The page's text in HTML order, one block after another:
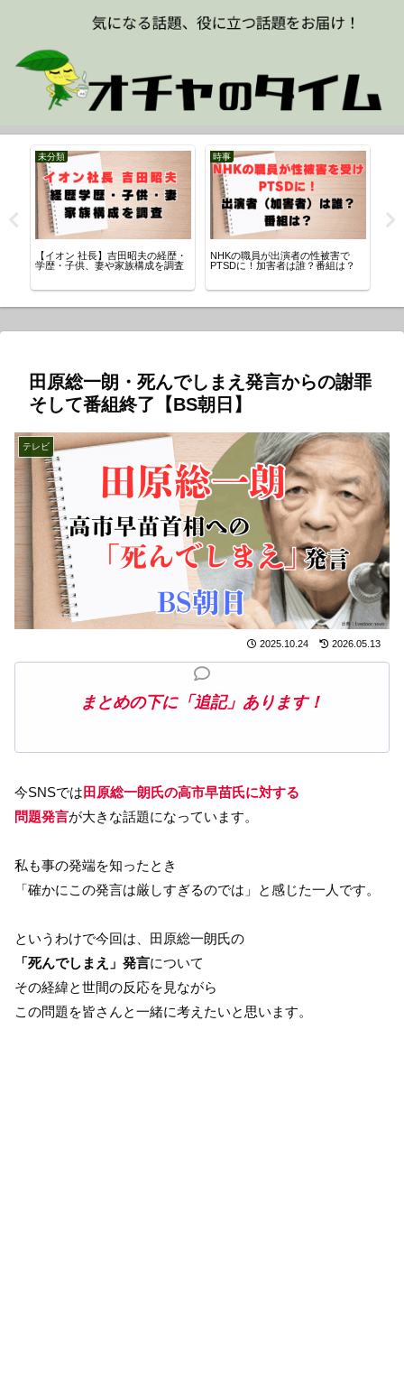
未分類
【イオン 社長】吉田昭夫の経歴・
学歴・子供、妻や家族構成を調査
時事
NHKの職員が出演者の性被害で
PTSDに！加害者は誰？番組は？
田原総一朗・死んでしまえ発言からの謝罪
そして番組終了【BS朝日】
テレビ
2025.10.24 2026.05.13
まとめの下に「追記」あります！
今SNSでは 田原総一朗氏の高市早苗氏に対する
問題発言が大きな話題になっています。
私も事の発端を知ったとき
「確かにこの発言は厳しすぎるのでは」と感じた一人です。
というわけで今回は、田原総一朗氏の
「死んでしまえ」発言について
その経緯と世間の反応を見ながら
この問題を皆さんと一緒に考えたいと思います。